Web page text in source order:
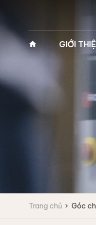
GIỚI
Về
Tầm
Giá
Lĩnh
Vì
Máy giặt công
Máy giặt vắt
Máy giặt vắt
Máy giặt vắt
Trang chủ Góc